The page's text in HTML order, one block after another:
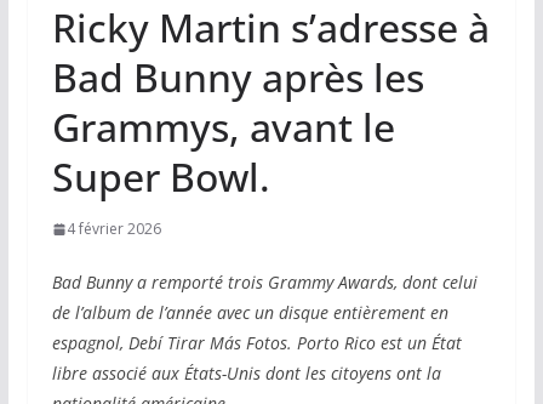
Ricky Martin s’adresse à
Bad Bunny après les
Grammys, avant le
Super Bowl.
4 février 2026
Bad Bunny a remporté trois Grammy Awards, dont celui
de l’album de l’année avec un disque entièrement en
espagnol, Debí Tirar Más Fotos. Porto Rico est un État
libre associé aux États-Unis dont les citoyens ont la